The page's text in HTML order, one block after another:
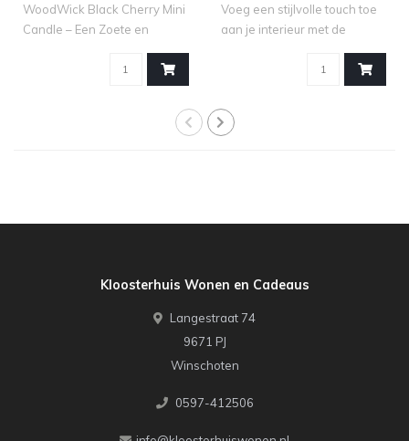
WoodWick Black Cherry Mini
Candle – Een Zoete en
Voeg een stijlvolle touch toe
aan je interieur met de
Kloosterhuis Wonen en Cadeaus
Langestraat 74
9671 PJ
Winschoten
0597-412506